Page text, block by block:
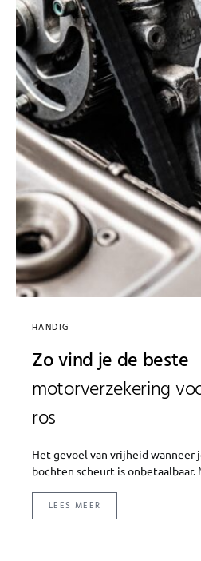
HANDIG
Zo vind je de beste
motorverzekering
ros
Het gevoel van vrijheid wanneer
bochten scheurt is onbetaalbaar.
LEES MEER